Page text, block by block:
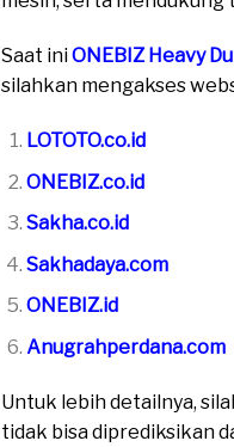
Saat iniONEBIZ Heavy
silahkan mengakses
LOTOTO.co.id
ONEBIZ.co.id
Sakha.co.id
Sakhadaya.com
ONEBIZ.id
Anugrahperdana.com
Untuk lebih detailnya,
tidak bisa diprediksikan